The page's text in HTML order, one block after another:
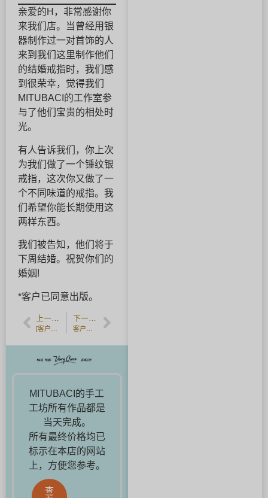
亲爱的H，非常感谢你
来我们店。当曾经用银
器制作过一对首饰的人
来到我们这里制作他们
的结婚戒指时，我们感
到很荣幸，觉得我们
MITUBACI的工作室参
与了他们宝贵的相处时
光。
有人告诉我们，你上次
为我们做了一个锤纹银
戒指，这次你又做了一
个不同味道的戒指。我
们希望你能长期使用这
两样东西。
我们被告知，他们将于
下周结婚。祝贺你们的
婚姻!
*客户已同意出版。
MITUBACI的手工
工坊所有作品都是
当天完成。
所有最终价格均已
标示在本店的网站
上，方便您参考。
查